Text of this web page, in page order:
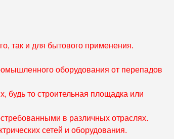
так и для бытового применения.
оборудования от перепадов
будь то строительная площадка или
в различных отраслях.
сетей и оборудования.